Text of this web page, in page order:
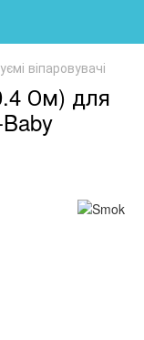
віпаровувачі
Ом) для